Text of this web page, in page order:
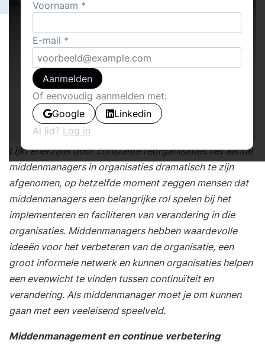
Lijkt enerzijds door constante reorganisaties het aantal
middenmanagers in organisaties dramatisch te zijn
afgenomen, op hetzelfde moment zeggen mensen dat
middenmanagers een belangrijke rol spelen bij het
implementeren en faciliteren van verandering in die
organisaties. Middenmanagers hebben waardevolle
ideeën voor het verbeteren van de organisatie, een
groot informele netwerk en kunnen organisaties helpen
een evenwicht te vinden tussen continuïteit en
verandering. Als middenmanager moet je om kunnen
gaan met een veeleisend speelveld.
Middenmanagement en continue verbetering
Voornaam
E-mail
Aanmelden
Of eenvoudig aanmelden met:
Google
Linkedin
Al lid? Log in